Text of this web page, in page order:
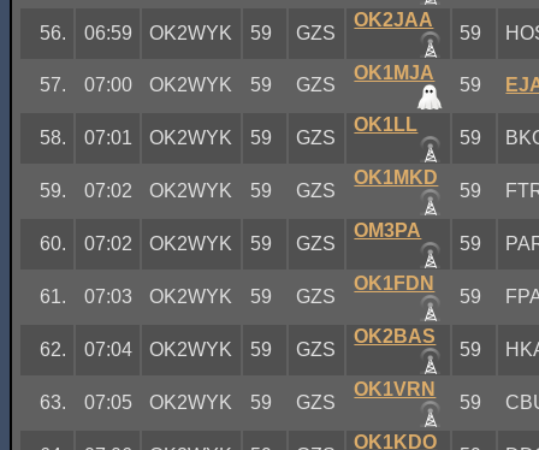
56. 06:59 OK2WYK 59 GZS
OK2JAA
59
57. 07:00 OK2WYK 59 GZS
OK1MJA
59
58. 07:01 OK2WYK 59 GZS
OK1LL
59
59. 07:02 OK2WYK 59 GZS
OK1MKD
59
60. 07:02 OK2WYK 59 GZS
OM3PA
59
61. 07:03 OK2WYK 59 GZS
OK1FDN
59
62. 07:04 OK2WYK 59 GZS
OK2BAS
59
63. 07:05 OK2WYK 59 GZS
OK1VRN
59
OK1KDO